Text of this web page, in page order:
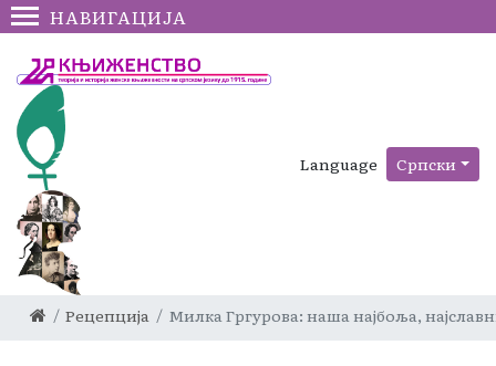
НАВИГАЦИЈА
Language Српски
Рецепција Милка Гргурова: наша најбоља,